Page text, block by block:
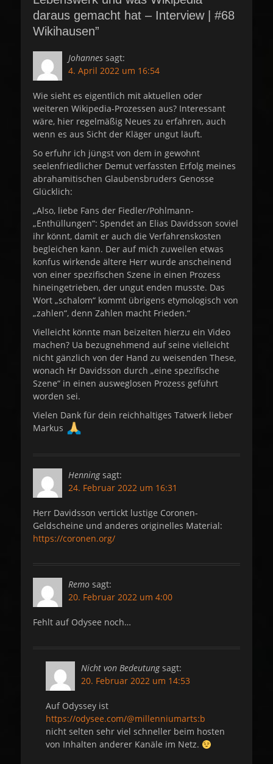
daraus gemacht hat – Interview | #68
Wikihausen”
Johannes sagt:
4. April 2022 um 16:54
Wie sieht es eigentlich mit aktuellen oder
weiteren Wikipedia-Prozessen aus? Interessant
wäre, hier regelmäßig Neues zu erfahren, auch
wenn es aus Sicht der Kläger ungut läuft.
So erfuhr ich jüngst von dem in gewohnt
seelenfriedlicher Demut verfassten Erfolg meines
abrahamitischen Glaubensbruders Genosse
Glücklich:
„Also, liebe Fans der Fiedler/Pohlmann-
„Enthüllungen“: Spendet an Elias Davidsson soviel
ihr könnt, damit er auch die Verfahrenskosten
begleichen kann. Der auf mich zuweilen etwas
konfus wirkende ältere Herr wurde anscheinend
von einer spezifischen Szene in einen Prozess
hineingetrieben, der ungut enden musste. Das
Wort „schalom“ kommt übrigens etymologisch von
„zahlen“, denn Zahlen macht Frieden.“
Vielleicht könnte man beizeiten hierzu ein Video
machen? Ua bezugnehmend auf seine vielleicht
nicht gänzlich von der Hand zu weisenden These,
wonach Hr Davidsson durch „eine spezifische
Szene“ in einen ausweglosen Prozess geführt
worden sei.
Vielen Dank für dein reichhaltiges Tatwerk lieber
Markus
Henning sagt:
24. Februar 2022 um 16:31
Herr Davidsson vertickt lustige Coronen-
Geldscheine und anderes originelles Material:
https://coronen.org/
Remo sagt:
20. Februar 2022 um 4:00
Fehlt auf Odysee noch…
Nicht von Bedeutung sagt:
20. Februar 2022 um 14:53
Auf Odyssey ist
https://odysee.com/@millenniumarts:b
nicht selten sehr viel schneller beim hosten
von Inhalten anderer Kanäle im Netz.